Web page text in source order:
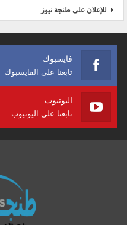
للإعلان على طنجة نيوز
فايسبوك
تابعنا على الفايسبوك
اليوتيوب
تابعنا على اليوتيوب